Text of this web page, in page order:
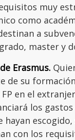
muy
como
a
master y
Erasmus.
de su
en el
los
hayan
con los